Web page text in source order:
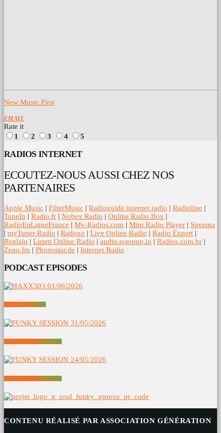
New Music First
EMAIL
Rate it
1
2 3 4 5
RADIOS INTERNET
ECOUTEZ-NOUS AUSSI CHEZ NOS
PARTENAIRES
Apple Music | FilterMusic | Radioguide internet radio | Radioline |
TuneIn | Radio.fr | Nobex Radio | Online Radio Box |
RadioEnLigneFrance | My-Radios.com | Mini Radio Player | Streema
| myTuner Radio | Radoxo | Live Online Radio | Radio Expert |
Replaio | Listen Online Radio | audio.regroup.io | Radios.com.br |
Zeno.fm | Phonostar.de | Internet Radio
PODCAST EPISODES
HAXX303 01/06/2026
FUNKY SESSION 31/05/2026
FUNKY SESSION 24/05/2026
CONTENU RÉALISÉ PAR ASSOCIATION GÉNÉRATION